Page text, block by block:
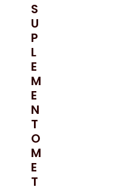
S
U
P
L
E
M
E
N
T
O
M
E
T